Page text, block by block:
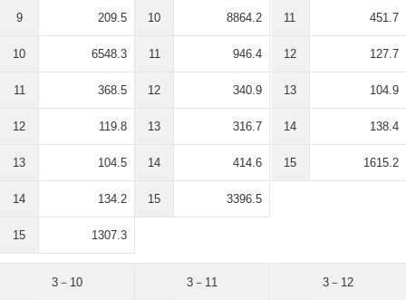
9 209.5
10 6548.3
11 368.5
12 119.8
13 104.5
14 134.2
15 1307.3
10 8864.2
11 946.4
12 340.9
13 316.7
14 414.6
15 3396.5
11 451.7
12 127.7
13 104.9
14 138.4
15 1615.2
3－10 3－11 3－12